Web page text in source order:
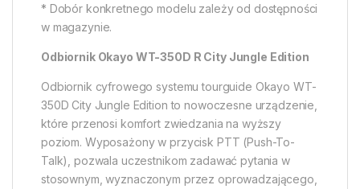
* Dobór konkretnego modelu zależy od dostępności
w magazynie.
Odbiornik Okayo WT-350D R City Jungle Edition
Odbiornik cyfrowego systemu tourguide Okayo WT-
350D City Jungle Edition to nowoczesne urządzenie,
które przenosi komfort zwiedzania na wyższy
poziom. Wyposażony w przycisk PTT (Push-To-
Talk), pozwala uczestnikom zadawać pytania w
stosownym, wyznaczonym przez oprowadzającego,